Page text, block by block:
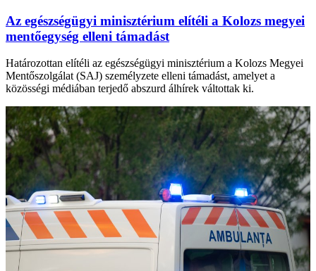
Az egészségügyi minisztérium elítéli a Kolozs megyei
mentőegység elleni támadást
Határozottan elítéli az egészségügyi minisztérium a Kolozs Megyei
Mentőszolgálat (SAJ) személyzete elleni támadást, amelyet a
közösségi médiában terjedő abszurd álhírek váltottak ki.